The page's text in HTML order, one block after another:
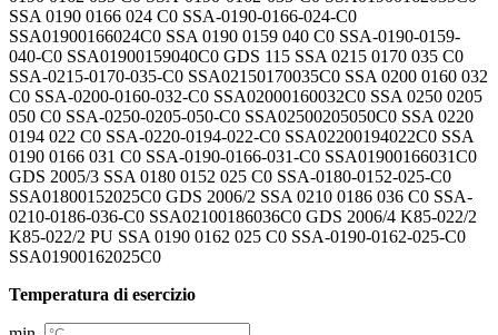
SSA 0190 0166 024 C0 SSA-0190-0166-024-C0
SSA01900166024C0 SSA 0190 0159 040 C0 SSA-0190-0159-
040-C0 SSA01900159040C0 GDS 115 SSA 0215 0170 035 C0
SSA-0215-0170-035-C0 SSA02150170035C0 SSA 0200 0160 032
C0 SSA-0200-0160-032-C0 SSA02000160032C0 SSA 0250 0205
050 C0 SSA-0250-0205-050-C0 SSA02500205050C0 SSA 0220
0194 022 C0 SSA-0220-0194-022-C0 SSA02200194022C0 SSA
0190 0166 031 C0 SSA-0190-0166-031-C0 SSA01900166031C0
GDS 2005/3 SSA 0180 0152 025 C0 SSA-0180-0152-025-C0
SSA01800152025C0 GDS 2006/2 SSA 0210 0186 036 C0 SSA-
0210-0186-036-C0 SSA02100186036C0 GDS 2006/4 K85-022/2
K85-022/2 PU SSA 0190 0162 025 C0 SSA-0190-0162-025-C0
SSA01900162025C0
Temperatura di esercizio